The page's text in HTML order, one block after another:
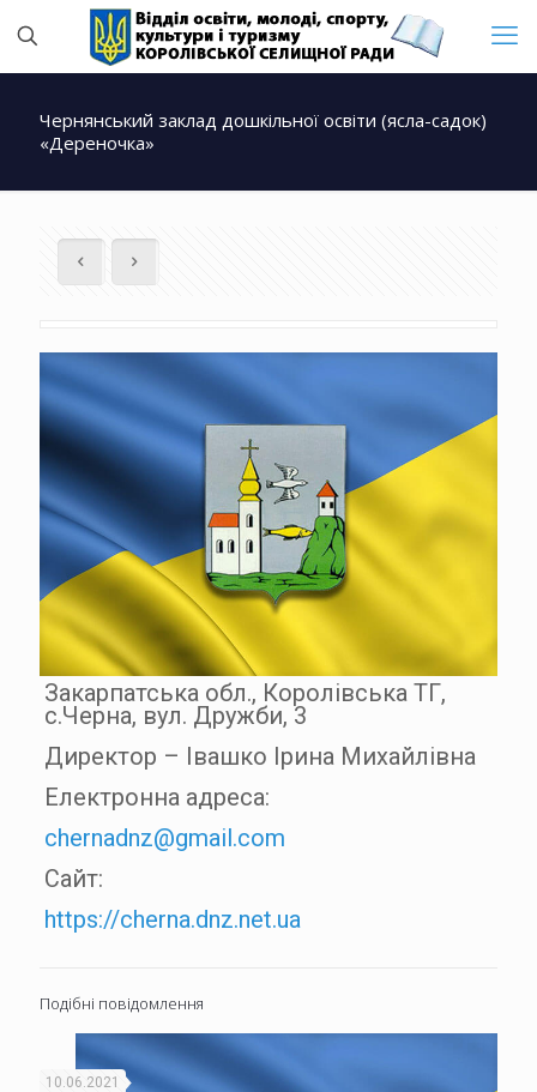
Чернянський заклад дошкільної освіти (ясла-садок)
«Дереночка»
Закарпатська обл., Королівська ТГ,
с.Черна, вул. Дружби, 3
Директор – Івашко Ірина Михайлівна
Електронна адреса:
chernadnz@gmail.com
Сайт:
https://cherna.dnz.net.ua
Подібні повідомлення
10.06.2021